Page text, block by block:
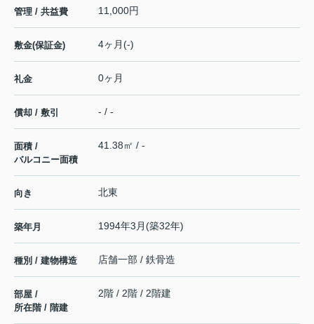
管理 / 共益費 11,000円
敷金(保証金) 4ヶ月(-)
礼金 0ヶ月
償却 / 敷引 - / -
面積 /
バルコニー面積
41.38㎡ / -
向き 北東
築年月 1994年3月(築32年)
種別 / 建物構造 店舗一部 / 鉄骨造
部屋 /
所在階 / 階建
2階 / 2階 / 2階建